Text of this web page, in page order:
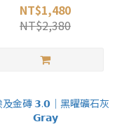
NT$1,480
NT$2,380